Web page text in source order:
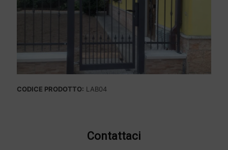
CODICE PRODOTTO: LAB04
Contattaci